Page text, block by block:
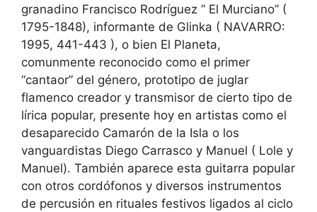
granadino Francisco Rodríguez ” El Murciano” (
1795-1848), informante de Glinka ( NAVARRO:
1995, 441-443 ), o bien El Planeta,
comunmente reconocido como el primer
“cantaor” del género, prototipo de juglar
flamenco creador y transmisor de cierto tipo de
lírica popular, presente hoy en artistas como el
desaparecido Camarón de la Isla o los
vanguardistas Diego Carrasco y Manuel ( Lole y
Manuel). También aparece esta guitarra popular
con otros cordófonos y diversos instrumentos
de percusión en rituales festivos ligados al ciclo